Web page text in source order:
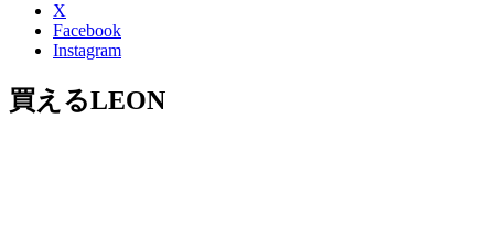
X
Facebook
Instagram
買えるLEON